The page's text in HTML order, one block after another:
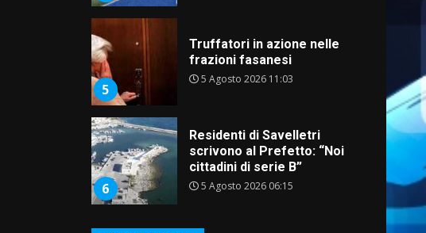
5
Truffatori in azione nelle
frazioni fasanesi
5 Agosto 2026 11:03
6
Residenti di Savelletri
scrivono al Prefetto: “Noi
cittadini di serie B”
5 Agosto 2026 06:15